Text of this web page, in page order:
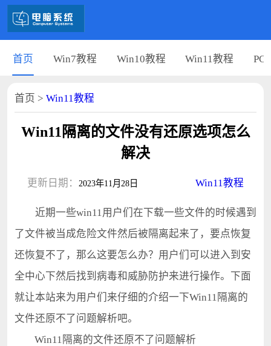
首页 Win7教程 Win10教程 Win11教程 PC
首页 > Win11教程
Win11隔离的文件没有还原选项怎么
解决
更新日期： 2023年11月28日 Win11教程
近期一些win11用户们在下载一些文件的时候遇到
了文件被当成危险文件然后被隔离起来了，要点恢复
还恢复不了，那么这要怎么办？用户们可以进入到安
全中心下然后找到病毒和威胁防护来进行操作。下面
就让本站来为用户们来仔细的介绍一下Win11隔离的
文件还原不了问题解析吧。
Win11隔离的文件还原不了问题解析